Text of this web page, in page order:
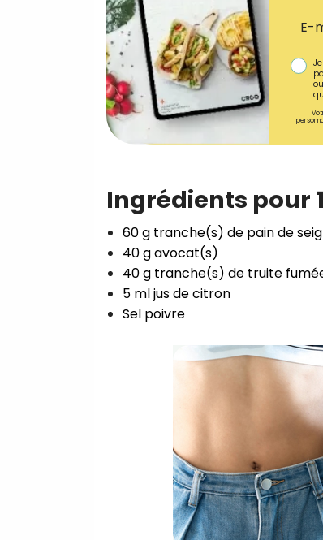
E-
Ingrédients pour
60 g tranche(s) de pain de
40 g avocat(s)⁣
40 g tranche(s) de truite
5 ml jus de citron ⁣
Sel poivre⁣